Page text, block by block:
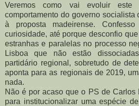
Veremos como vai evoluir
comportamento do governo socialista
à proposta madeirense.
curiosidade, até porque desconfio
estranhas e paralelas no processo
Lisboa que não estão
partidário regional, sobretudo de
aponta para as regionais de 2019,
nada.
Não é por acaso que o PS de Carlos
para institucionalizar uma espécie